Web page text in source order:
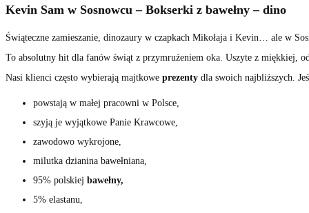
Kevin Sam w Sosnowcu – Bokserki z bawełny – dino
Świąteczne zamieszanie, dinozaury w czapkach Mikołaja i Kevin… ale w
To absolutny hit dla fanów świąt z przymrużeniem oka. Uszyte z miękkiej,
Nasi klienci często wybierają majtkowe prezenty dla swoich najbliższych.
powstają w małej pracowni w Polsce,
szyją je wyjątkowe Panie Krawcowe,
zawodowo wykrojone,
milutka dzianina bawełniana,
95% polskiej bawełny,
5% elastanu,